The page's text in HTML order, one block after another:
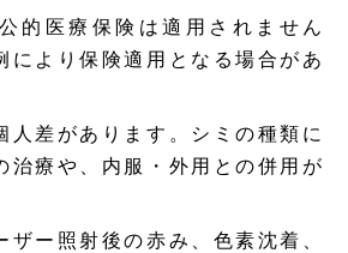
的医療保険は適用されません
により保険適用となる場合があ
人差があります。シミの種類に
治療や、内服・外用との併用が
ザー照射後の赤み、色素沈着、